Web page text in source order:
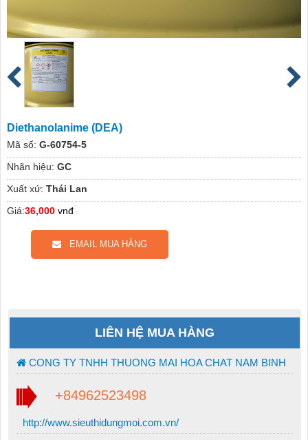
Diethanolanime (DEA)
Mã số: G-60754-5
Nhãn hiệu: GC
Xuất xứ: Thái Lan
Giá:36,000 vnđ
EMAIL MUA HÀNG
LIÊN HỆ MUA HÀNG
CONG TY TNHH THUONG MAI HOA CHAT NAM BINH
+84962523498
http://www.sieuthidungmoi.com.vn/